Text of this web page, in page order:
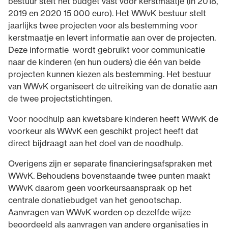
2019 en 2020 15 000 euro). Het WWvK bestuur stelt
jaarlijks twee projecten voor als bestemming voor
kerstmaatje en levert informatie aan over de projecten.
Deze informatie wordt gebruikt voor communicatie
naar de kinderen (en hun ouders) die één van beide
projecten kunnen kiezen als bestemming. Het bestuur
van WWvK organiseert de uitreiking van de donatie aan
de twee projectstichtingen.
Voor noodhulp aan kwetsbare kinderen heeft WWvK de
voorkeur als WWvK een geschikt project heeft dat
direct bijdraagt aan het doel van de noodhulp.
Overigens zijn er separate financieringsafspraken met
WWvK. Behoudens bovenstaande twee punten maakt
WWvK daarom geen voorkeursaanspraak op het
centrale donatiebudget van het genootschap.
Aanvragen van WWvK worden op dezelfde wijze
beoordeeld als aanvragen van andere organisaties in